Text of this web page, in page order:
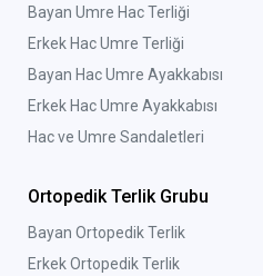
Bayan Umre Hac Terliği
Erkek Hac Umre Terliği
Bayan Hac Umre Ayakkabısı
Erkek Hac Umre Ayakkabısı
Hac ve Umre Sandaletleri
Ortopedik Terlik Grubu
Bayan Ortopedik Terlik
Erkek Ortopedik Terlik